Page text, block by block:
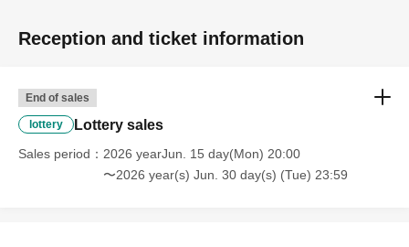
Reception and ticket information
End of sales
lottery Lottery sales
Sales period
2026 yearJun. 15 day(Mon) 20:00
〜2026 year(s) Jun. 30 day(s) (Tue) 23:59